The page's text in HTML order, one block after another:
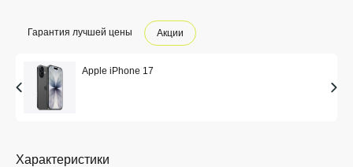
Гарантия лучшей цены Акции
Apple iPhone 17
Характеристики